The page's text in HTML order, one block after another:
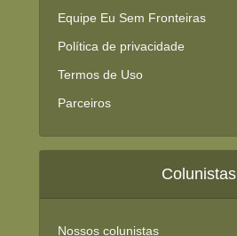
Equipe Eu Sem Fronteiras
Política de privacidade
Termos de Uso
Parceiros
Colunistas
Nossos colunistas